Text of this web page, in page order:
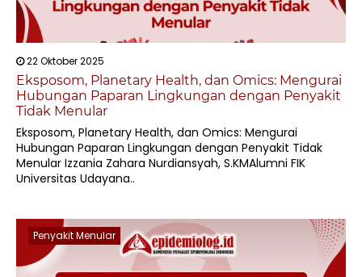
22 Oktober 2025
Eksposom, Planetary Health, dan Omics: Mengurai
Hubungan Paparan Lingkungan dengan Penyakit
Tidak Menular
Eksposom, Planetary Health, dan Omics: Mengurai
Hubungan Paparan Lingkungan dengan Penyakit Tidak
Menular Izzania Zahara Nurdiansyah, S.KMAlumni FIK
Universitas Udayana..
Penyakit Menular